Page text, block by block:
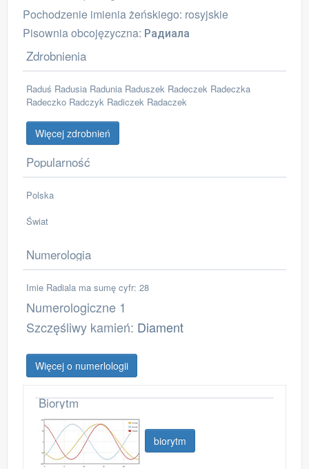
Pochodzenie imienia żeńskiego: rosyjskie
Pisownia obcojęzyczna: Радиала
Zdrobnienia
Raduś Radusia Radunia Raduszek Radeczek Radeczka
Radeczko Radczyk Radiczek Radaczek
Więcej zdrobnień
Popularność
Polska
Świat
Numerologia
Imie Radiala ma sumę cyfr: 28
Numerologiczne 1
Szczęśliwy kamień: Diament
Więcej o numerlologii
Biorytm
biorytm